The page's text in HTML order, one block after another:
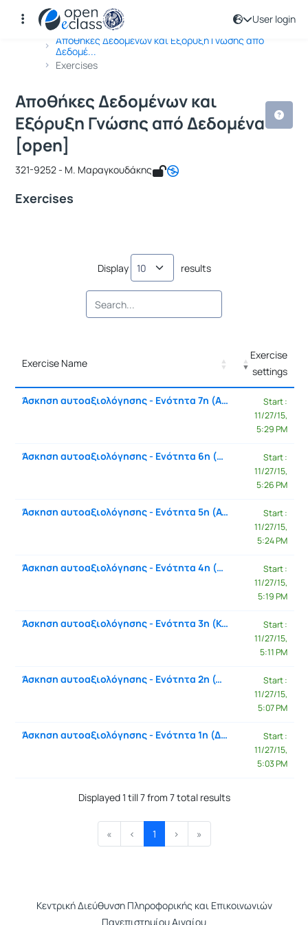
User login
Αρχική Σελίδα
Αποθήκες Δεδομένων και Εξόρυξη Γνώσης από
Δεδομέ...
Exercises
Course : Αποθήκες Δεδομένων και
Course code : ICSD133
Αποθήκες Δεδομένων και
Εξόρυξη Γνώσης από Δεδομένα
[open]
321-9252 - Μ. Μαραγκουδάκης
Exercises
Display results
Exercise Name
Exercise
settings
Άσκηση αυτοαξιολόγησης - Ενότητα 7η (Αποθήκες Δεδομένων)
Start :
11/27/15,
5:29 PM
Άσκηση αυτοαξιολόγησης - Ενότητα 6η (Προχωρημένα Θέματα Εξόρυξης Δεδομένων)
Start :
11/27/15,
5:26 PM
Άσκηση αυτοαξιολόγησης - Ενότητα 5η (Ανακάλυψη Κανόνων Συσχέτισης)
Start :
11/27/15,
5:24 PM
Άσκηση αυτοαξιολόγησης - Ενότητα 4η (Συσταδοποίηση)
Start :
11/27/15,
5:19 PM
Άσκηση αυτοαξιολόγησης - Ενότητα 3η (Κατηγοριοποίηση)
Start :
11/27/15,
5:11 PM
Άσκηση αυτοαξιολόγησης - Ενότητα 2η (Οπτική εξερεύνηση - Προεπεξεργασία)
Start :
11/27/15,
5:07 PM
Άσκηση αυτοαξιολόγησης - Ενότητα 1η (Δεδομένα)
Start :
11/27/15,
5:03 PM
Displayed 1 till 7 from 7 total results
« ‹ 1 › »
Κεντρική Διεύθυνση Πληροφορικής και Επικοινωνιών
Πανεπιστημίου Αιγαίου